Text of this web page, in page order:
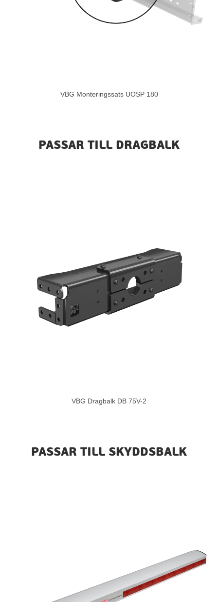
VBG Monteringssats UOSP 180
PASSAR TILL DRAGBALK
VBG Dragbalk DB 75V-2
PASSAR TILL SKYDDSBALK